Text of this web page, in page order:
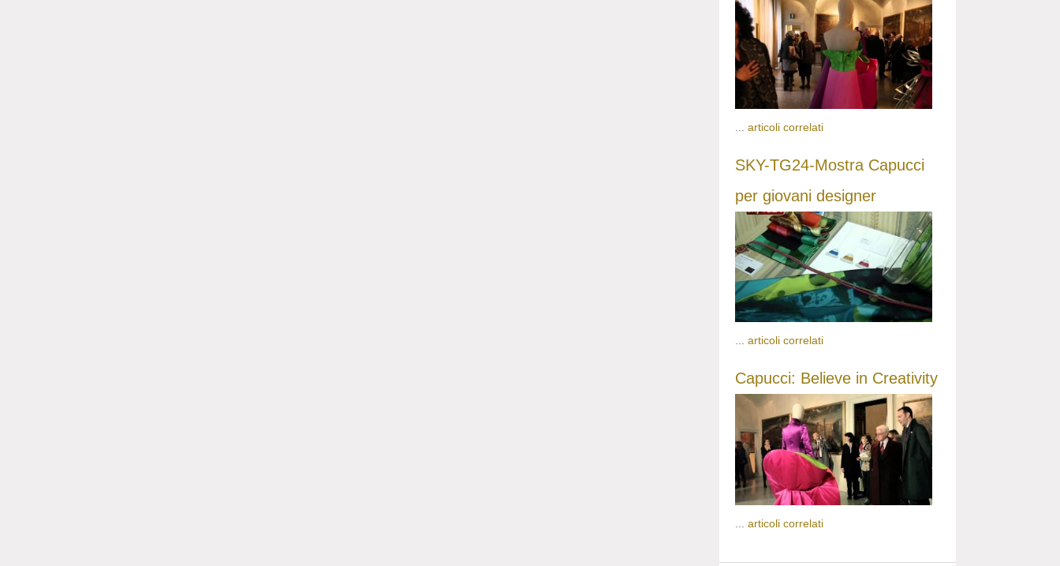
articoli correlati
SKY-TG24-Mostra Capucci
per giovani designer
... articoli correlati
Capucci: Believe in Creativity
articoli correlati